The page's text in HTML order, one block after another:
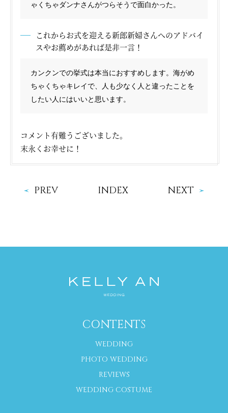
ゃくちゃダンナさんがつらそうで面白かった。
これからお式を迎える新郎新婦さんへのアドバイ
スやお薦めがあれば是非一言！
カンクンでの挙式は本当におすすめします。海がめ
ちゃくちゃキレイで、人も少なく人と違ったことを
したい人にはいいと思います。
コメント有難うございました。
末永くお幸せに！
PREV INDEX NEXT
CONTENTS
WEDDING
PHOTO WEDDING
REVIEWS
WEDDING COSTUME